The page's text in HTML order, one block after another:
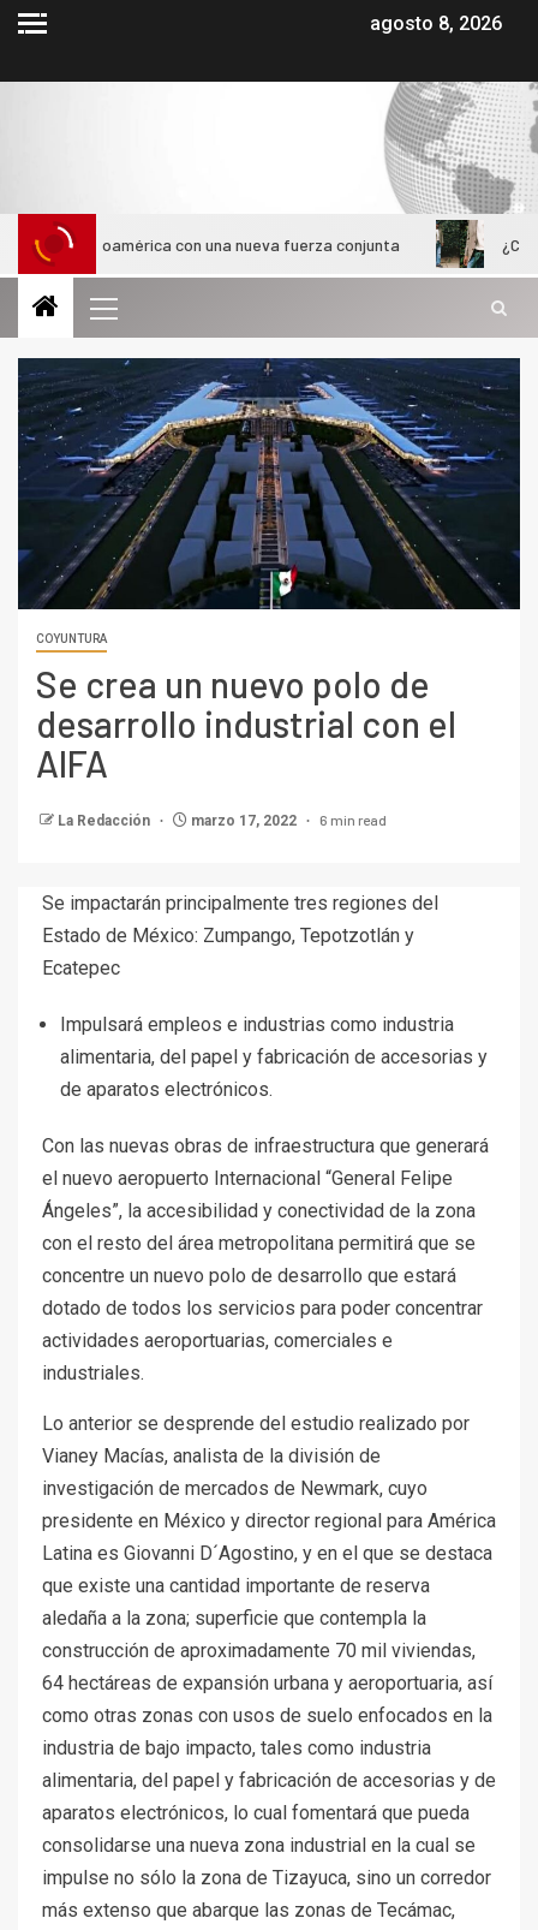
agosto 8, 2026
con una nueva fuerza conjunta ¿Cómo
COYUNTURA
Se crea un nuevo polo de
desarrollo industrial con el
AIFA
La Redacción marzo 17, 2022 6 min read
Se impactarán principalmente tres regiones del
Estado de México: Zumpango, Tepotzotlán y
Ecatepec
Impulsará empleos e industrias como industria
alimentaria, del papel y fabricación de accesorias y
de aparatos electrónicos.
Con las nuevas obras de infraestructura que generará
el nuevo aeropuerto Internacional “General Felipe
Ángeles”, la accesibilidad y conectividad de la zona
con el resto del área metropolitana permitirá que se
concentre un nuevo polo de desarrollo que estará
dotado de todos los servicios para poder concentrar
actividades aeroportuarias, comerciales e
industriales.
Lo anterior se desprende del estudio realizado por
Vianey Macías, analista de la división de
investigación de mercados de Newmark, cuyo
presidente en México y director regional para América
Latina es Giovanni D´Agostino, y en el que se destaca
que existe una cantidad importante de reserva
aledaña a la zona; superficie que contempla la
construcción de aproximadamente 70 mil viviendas,
64 hectáreas de expansión urbana y aeroportuaria, así
como otras zonas con usos de suelo enfocados en la
industria de bajo impacto, tales como industria
alimentaria, del papel y fabricación de accesorias y de
aparatos electrónicos, lo cual fomentará que pueda
consolidarse una nueva zona industrial en la cual se
impulse no sólo la zona de Tizayuca, sino un corredor
más extenso que abarque las zonas de Tecámac,